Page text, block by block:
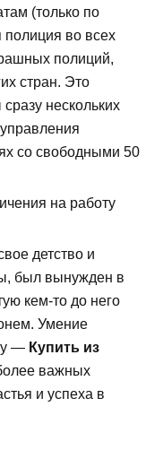
(только по
во всех
полиций,
стран. Это
нескольких
со свободными 50
на работу
детство и
был вынужден в
кем-то до него
Умение
— Купить из
важных
и успеха в